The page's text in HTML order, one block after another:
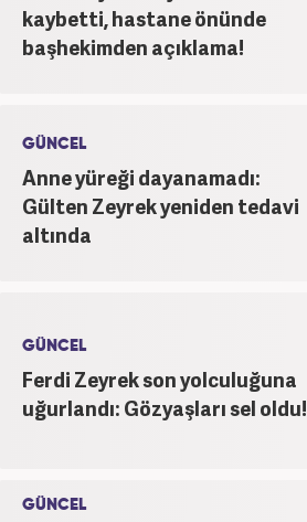
kaybetti, hastane önünde
başhekimden açıklama!
GÜNCEL
Anne yüreği dayanamadı:
Gülten Zeyrek yeniden tedavi
altında
GÜNCEL
Ferdi Zeyrek son yolculuğuna
uğurlandı: Gözyaşları sel oldu!
GÜNCEL